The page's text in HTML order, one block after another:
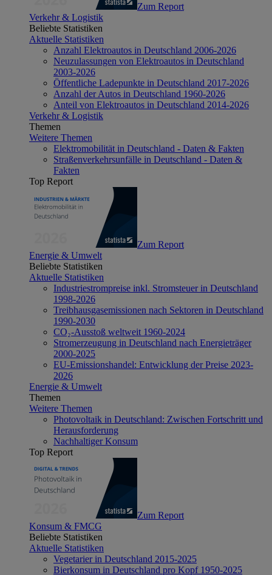
Zum Report
Verkehr & Logistik
Beliebte Statistiken
Aktuelle Statistiken
Anzahl Elektroautos in Deutschland 2006-2026
Neuzulassungen von Elektroautos in Deutschland
2003-2026
Öffentliche Ladepunkte in Deutschland 2017-2026
Anzahl der Autos in Deutschland 1960-2026
Anteil von Elektroautos in Deutschland 2014-2026
Verkehr & Logistik
Themen
Weitere Themen
Elektromobilität in Deutschland - Daten & Fakten
Straßenverkehrsunfälle in Deutschland - Daten &
Fakten
Top Report
Zum Report
Energie & Umwelt
Beliebte Statistiken
Aktuelle Statistiken
Industriestrompreise inkl. Stromsteuer in Deutschland
1998-2026
Treibhausgasemissionen nach Sektoren in Deutschland
1990-2030
CO₂-Ausstoß weltweit 1960-2024
Stromerzeugung in Deutschland nach Energieträger
2000-2025
EU-Emissionshandel: Entwicklung der Preise 2023-
2026
Energie & Umwelt
Themen
Weitere Themen
Photovoltaik in Deutschland: Zwischen Fortschritt und
Herausforderung
Nachhaltiger Konsum
Top Report
Zum Report
Konsum & FMCG
Beliebte Statistiken
Aktuelle Statistiken
Vegetarier in Deutschland 2015-2025
Bierkonsum in Deutschland pro Kopf 1950-2025